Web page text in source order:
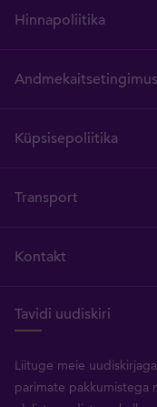
Hinnapoliitika
Küpsisepoliitika
Transport
Kontakt
Tavidi uudiskiri
Liituge meie
parimate pakkumistega